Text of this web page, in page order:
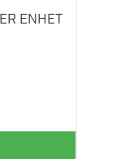
ENHET